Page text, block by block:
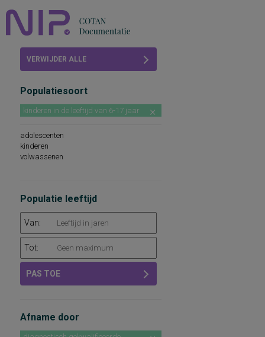
VERWIJDER ALLE
Populatiesoort
kinderen in de leeftijd van 6-17 jaar
adolescenten
kinderen
volwassenen
Populatie leeftijd
Van:
Tot:
PAS TOE
Afname door